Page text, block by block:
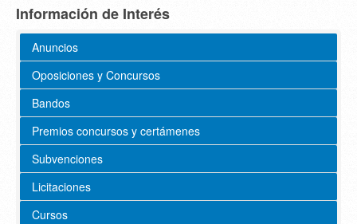
Información de Interés
Anuncios
Oposiciones y Concursos
Bandos
Premios concursos y certámenes
Subvenciones
Licitaciones
Cursos